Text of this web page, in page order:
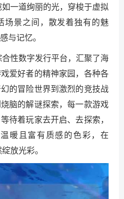
一道绚丽的光，穿梭于虚拟
场景之间，散发着独有的魅
与记忆。
性数字发行平台，汇聚了海
爱好者的精神家园，各种各
的冒险世界到激烈的竞技战
脑的解谜探索，每一款游戏
待着玩家去开启、去探索，
暖且富有质感的色彩，在
放光彩。